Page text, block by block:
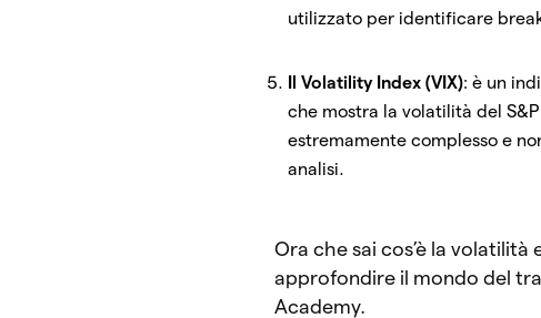
utilizzato per identificare
Il Volatility Index (VIX): è un
che mostra la volatilità del
estremamente complesso e
analisi.
Ora che sai cos’è la
approfondire il mondo del
Academy.